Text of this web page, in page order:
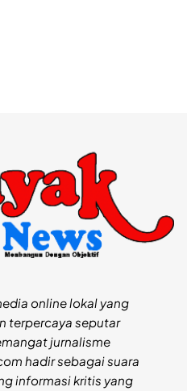
online lokal yang
terpercaya seputar
jurnalisme
hadir sebagai suara
informasi kritis yang